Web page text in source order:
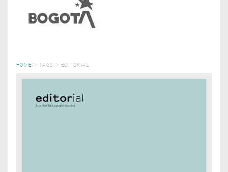
HOME > TAGS > EDITORIAL